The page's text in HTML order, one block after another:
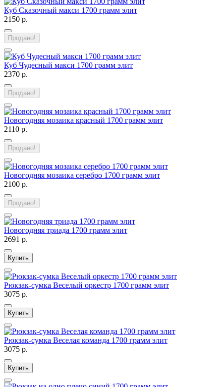
Куб Сказочный макси 1700 грамм элит
2150 р.
Продано!
Куб Чудесный макси 1700 грамм элит
2370 р.
Продано!
Новогодняя мозаика красный 1700 грамм элит
2110 р.
Продано!
Новогодняя мозаика серебро 1700 грамм элит
2100 р.
Продано!
Новогодняя триада 1700 грамм элит
2691 р.
Купить
Рюкзак-сумка Веселый оркестр 1700 грамм элит
3075 р.
Купить
Рюкзак-сумка Веселая команда 1700 грамм элит
3075 р.
Купить